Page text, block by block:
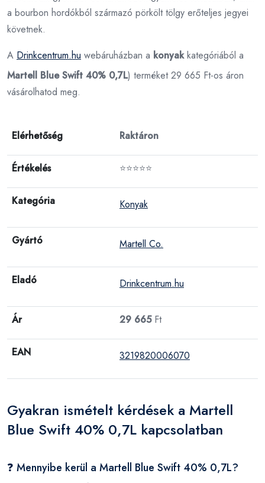
a bourbon hordókból származó pörkölt tölgy erőteljes jegyei
követnek.
A Drinkcentrum.hu webáruházban a konyakkategóriából a
Martell Blue Swift 40% 0,7L) terméket 29 665 Ft-os áron
vásárolhatod meg.
Elérhetőség Raktáron
Értékelés ⭐⭐⭐⭐⭐
Kategória Konyak
Gyártó Martell Co.
Eladó Drinkcentrum.hu
Ár 29 665Ft
EAN 3219820006070
Gyakran ismételt kérdések a Martell
Blue Swift 40% 0,7L kapcsolatban
❓ Mennyibe kerül a Martell Blue Swift 40% 0,7L?